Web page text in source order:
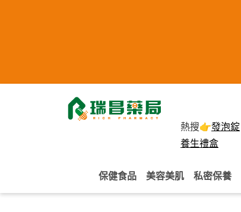
熱搜👉發泡錠
養生禮盒
保健食品 美容美肌 私密保養